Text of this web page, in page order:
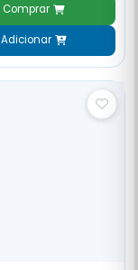
Comprar
Adicionar